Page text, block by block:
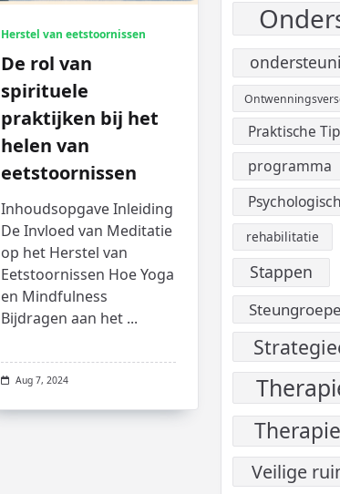
Herstel van eetstoornissen
De rol van
spirituele
praktijken bij het
helen van
eetstoornissen
Inhoudsopgave Inleiding
De Invloed van Meditatie
op het Herstel van
Eetstoornissen Hoe Yoga
en Mindfulness
Bijdragen aan het ...
Aug 7, 2024
Praktische
programma
rehabilitatie
Stappen
Veilige